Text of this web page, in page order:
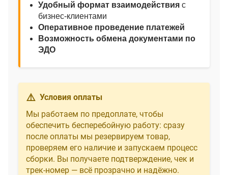
Удобный формат взаимодействия с
бизнес‑клиентами
Оперативное проведение платежей
Возможность обмена документами по
ЭДО
⚠️ Условия оплаты
Мы работаем по предоплате, чтобы
обеспечить бесперебойную работу: сразу
после оплаты мы резервируем товар,
проверяем его наличие и запускаем процесс
сборки. Вы получаете подтверждение, чек и
трек‑номер — всё прозрачно и надёжно.